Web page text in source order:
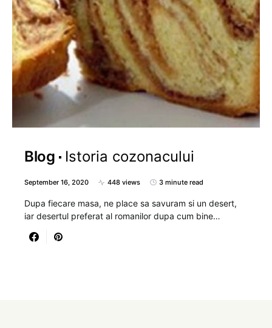
Blog Istoria cozonacului
September 16, 2020 448 views 3 minute read
Dupa fiecare masa, ne place sa savuram si un desert,
iar desertul preferat al romanilor dupa cum bine…